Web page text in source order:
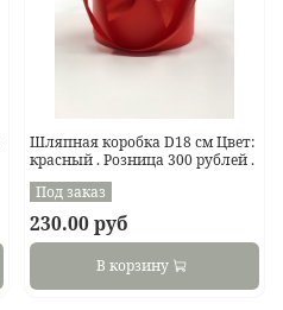
Шляпная коробка D18 см Цвет:
красный . Розница 300 рублей .
Под заказ
230.00 руб
В корзину